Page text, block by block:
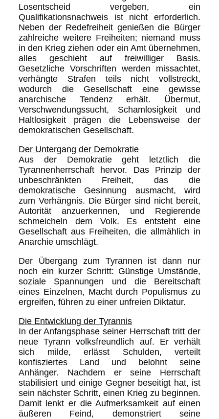
Losentscheid vergeben, ein
Qualifikationsnachweis ist nicht erforderlich.
Neben der Redefreiheit genießen die Bürger
zahlreiche weitere Freiheiten; niemand muss
in den Krieg ziehen oder ein Amt übernehmen,
alles geschieht auf freiwilliger Basis.
Gesetzliche Vorschriften werden missachtet,
verhängte Strafen teils nicht vollstreckt,
wodurch die Gesellschaft eine gewisse
anarchische Tendenz erhält. Übermut,
Verschwendungssucht, Schamlosigkeit und
Haltlosigkeit prägen die Lebensweise der
demokratischen Gesellschaft.
Der Untergang der Demokratie
Aus der Demokratie geht letztlich die
Tyrannenherrschaft hervor. Das Prinzip der
unbeschränkten Freiheit, das die
demokratische Gesinnung ausmacht, wird
zum Verhängnis. Die Bürger sind nicht bereit,
Autorität anzuerkennen, und Regierende
schmeicheln dem Volk. Es entsteht eine
Gesellschaft aus Freiheiten, die allmählich in
Anarchie umschlägt.
Der Übergang zum Tyrannen ist dann nur
noch ein kurzer Schritt: Günstige Umstände,
soziale Spannungen und die Bereitschaft
eines Einzelnen, Macht durch Populismus zu
ergreifen, führen zu einer unfreien Diktatur.
Die Entwicklung der Tyrannis
In der Anfangsphase seiner Herrschaft tritt der
neue Tyrann volksfreundlich auf. Er verhält
sich milde, erlässt Schulden, verteilt
konfisziertes Land und belohnt seine
Anhänger. Nachdem er seine Herrschaft
stabilisiert und einige Gegner beseitigt hat, ist
sein nächster Schritt, einen Krieg zu beginnen.
Damit lenkt er die Aufmerksamkeit auf einen
äußeren Feind, demonstriert seine